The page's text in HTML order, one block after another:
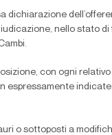
dichiarazione
nello stato
con ogni
espressamente
o sottoposti a